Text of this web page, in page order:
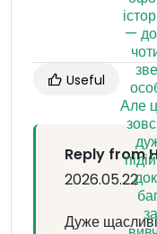
Useful
Reply from
2026.05.22
Дуже щасливі